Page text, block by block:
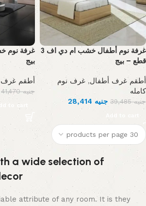
غرفة نوم أطفال خشب ام دي اف 3
قطع – بيج
أطقم غرف أطفال, غرف نوم
كامله
جنيه39,485 جنيه
Add to cart
بيج
أطقم غرف
جنيه41,470
to cart
a wide selection of
attribute of any room. It is they